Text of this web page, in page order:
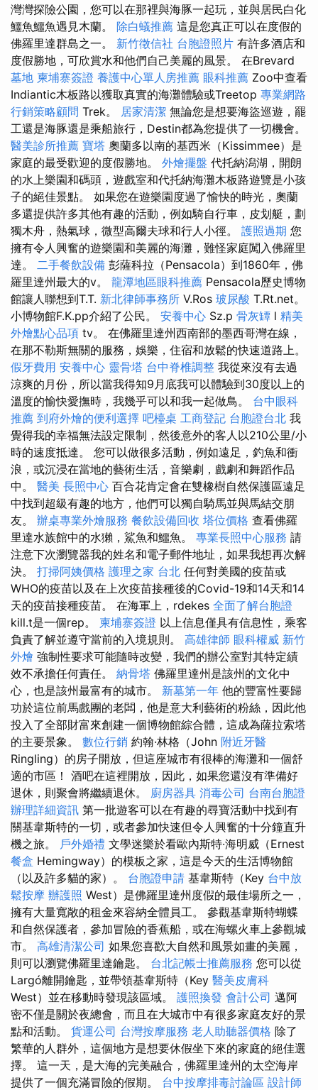
灣灣探險公園，您可以在那裡與海豚一起玩，並與居民白化
鱷魚鱷魚遇見木蘭。 除白蟻推薦 這是您真正可以在度假的
佛羅里達群島之一。 新竹徵信社 台胞證照片 有許多酒店和
度假勝地，可欣賞水和他們自己美麗的風景。 在Brevard
墓地 柬埔寨簽證 養護中心單人房推薦 眼科推薦 Zoo中查看
Indiantic木板路以獲取真實的海灘體驗或Treetop 專業網路
行銷策略顧問 Trek。 居家清潔 無論您是想要海盜巡遊，罷
工還是海豚還是乘船旅行，Destin都為您提供了一切機會。
醫美診所推薦 寶塔 奧蘭多以南的基西米（Kissimmee）是
家庭的最受歡迎的度假勝地。 外燴擺盤 代托納潟湖，開朗
的水上樂園和碼頭，遊戲室和代托納海灘木板路遊覽是小孩
子的絕佳景點。 如果您在遊樂園度過了愉快的時光，奧蘭
多還提供許多其他有趣的活動，例如騎自行車，皮划艇，劃
獨木舟，熱氣球，微型高爾夫球和行人小徑。 護照過期 您
擁有令人興奮的遊樂園和美麗的海灘，難怪家庭闖入佛羅里
達。 二手餐飲設備 彭薩科拉（Pensacola）到1860年，佛
羅里達州最大的v。 龍潭地區眼科推薦 Pensacola歷史博物
館讓人聯想到T.T. 新北律師事務所 V.Ros 玻尿酸 T.Rt.net。
小博物館F.K.pp介紹了公民。 安養中心 Sz.p 骨灰罈 l 精美
外燴點心品項 tv。 在佛羅里達州西南部的墨西哥灣在線，
在那不勒斯無關的服務，娛樂，住宿和放鬆的快速道路上。
假牙費用 安養中心 靈骨塔 台中脊椎調整 我從來沒有去過
涼爽的月份，所以當我得知9月底我可以體驗到30度以上的
溫度的愉快愛撫時，我幾乎可以和我一起做鳥。 台中眼科
推薦 到府外燴的便利選擇 吧檯桌 工商登記 台胞證台北 我
覺得我的幸福無法設定限制，然後意外的客人以210公里/小
時的速度抵達。 您可以做很多活動，例如遠足，釣魚和衝
浪，或沉浸在當地的藝術生活，音樂劇，戲劇和舞蹈作品
中。 醫美 長照中心 百合花肯定會在雙橡樹自然保護區遠足
中找到超級有趣的地方，他們可以獨自騎馬並與馬結交朋
友。 辦桌專業外燴服務 餐飲設備回收 塔位價格 查看佛羅
里達水族館中的水獺，鯊魚和鱷魚。 專業長照中心服務 請
注意下次瀏覽器我的姓名和電子郵件地址，如果我想再次解
決。 打掃阿姨價格 護理之家 台北 任何對美國的疫苗或
WHO的疫苗以及在上次疫苗接種後的Covid-19和14天和14
天的疫苗接種疫苗。 在海軍上，rdekes 全面了解台胞證
kill.t是一個rep。 柬埔寨簽證 以上信息僅具有信息性，乘客
負責了解並遵守當前的入境規則。 高雄律師 眼科權威 新竹
外燴 強制性要求可能隨時改變，我們的辦公室對其特定績
效不承擔任何責任。 納骨塔 佛羅里達州是該州的文化中
心，也是該州最富有的城市。 新墓第一年 他的豐富性要歸
功於這位前馬戲團的老闆，他是意大利藝術的粉絲，因此他
投入了全部財富來創建一個博物館綜合體，這成為薩拉索塔
的主要景象。 數位行銷 約翰·林格（John 附近牙醫
Ringling）的房子開放，但這座城市有很棒的海灘和一個舒
適的市區！ 酒吧在這裡開放，因此，如果您還沒有準備好
退休，則聚會將繼續退休。 廚房器具 消毒公司 台南台胞證
辦理詳細資訊 第一批遊客可以在有趣的尋寶活動中找到有
關基韋斯特的一切，或者參加快速但令人興奮的十分鐘直升
機之旅。 戶外婚禮 文學迷樂於看歐內斯特·海明威（Ernest
餐盒 Hemingway）的模板之家，這是今天的生活博物館
（以及許多貓的家）。 台胞證申請 基韋斯特（Key 台中放
鬆按摩 辦護照 West）是佛羅里達州度假的最佳場所之一，
擁有大量寬敞的租金來容納全體員工。 參觀基韋斯特蝴蝶
和自然保護者，參加冒險的香蕉船，或在海螺火車上參觀城
市。 高雄清潔公司 如果您喜歡大自然和風景如畫的美麗，
則可以瀏覽佛羅里達鑰匙。 台北記帳士推薦服務 您可以從
Largó離開鑰匙，並帶領基韋斯特（Key 醫美皮膚科
West）並在移動時發現該區域。 護照換發 會計公司 邁阿
密不僅是關於夜總會，而且在大城市中有很多家庭友好的景
點和活動。 貨運公司 台灣按摩服務 老人助聽器價格 除了
繁華的人群外，這個地方是想要休假坐下來的家庭的絕佳選
擇。 這一天，是大海的完美融合，佛羅里達州的太空海岸
提供了一個充滿冒險的假期。 台中按摩排毒討論區 設計師